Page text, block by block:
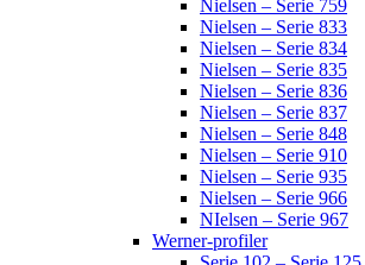
Nielsen – Serie 759
Nielsen – Serie 833
Nielsen – Serie 834
Nielsen – Serie 835
Nielsen – Serie 836
Nielsen – Serie 837
Nielsen – Serie 848
Nielsen – Serie 910
Nielsen – Serie 935
Nielsen – Serie 966
NIelsen – Serie 967
Werner-profiler